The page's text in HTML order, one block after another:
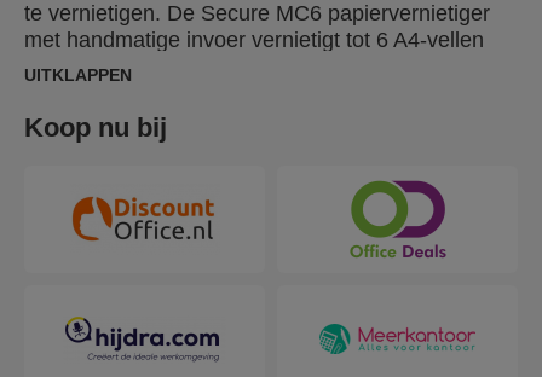
te vernietigen. De Secure MC6 papiervernietiger
met handmatige invoer vernietigt tot 6 A4-vellen
(80 gsm) per keer tot DIN P5 microsnippers
compacte en slanke ontwerp perfect voor
thuisgebruik of voor een thuiskantoor. De
gebruik die gemakkelijk onder een bureau past en
heeft een laag geluidsniveau dankzij Whisper-
Shred™. Ontworpen voor licht tot gemiddeld
UITKLAPPEN
Koop nu bij